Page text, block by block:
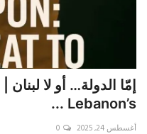
Lebanon’s ...
أغسطس 24, 2025 0